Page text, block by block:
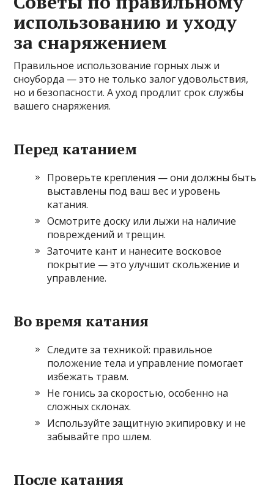
использованию и уходу
за снаряжением
Правильное использование горных лыж и
сноуборда — это не только залог удовольствия,
но и безопасности. А уход продлит срок службы
вашего снаряжения.
Перед катанием
Проверьте крепления — они должны быть
выставлены под ваш вес и уровень
катания.
Осмотрите доску или лыжи на наличие
повреждений и трещин.
Заточите кант и нанесите восковое
покрытие — это улучшит скольжение и
управление.
Во время катания
Следите за техникой: правильное
положение тела и управление помогает
избежать травм.
Не гонись за скоростью, особенно на
сложных склонах.
Используйте защитную экипировку и не
забывайте про шлем.
После катания